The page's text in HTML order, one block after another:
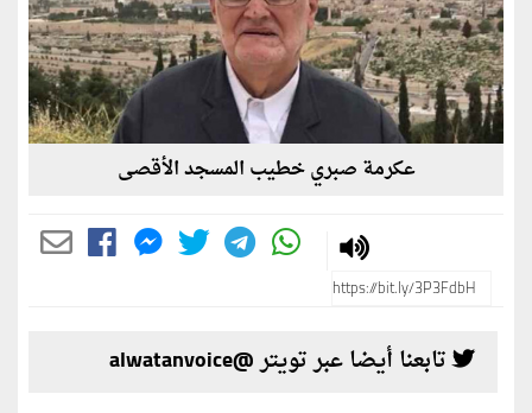
عكرمة صبري خطيب المسجد الأقصى
تابعنا أيضا عبر تويتر @alwatanvoice